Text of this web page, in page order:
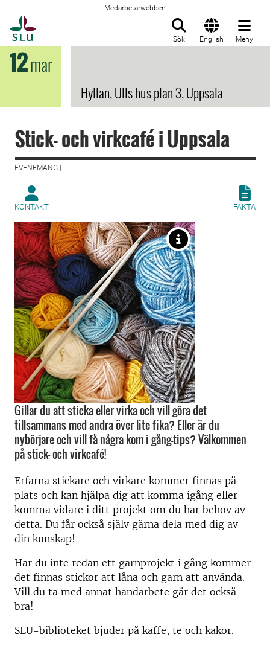
Medarbetarwebben
Sök English Meny
12mar
Hyllan, Ulls hus plan 3, Uppsala
Stick- och virkcafé i Uppsala
EVENEMANG |
KONTAKT FAKTA
Gillar du att sticka eller virka och vill göra det
tillsammans med andra över lite fika? Eller är du
nybörjare och vill få några kom i gång-tips? Välkommen
på stick- och virkcafé!
Erfarna stickare och virkare kommer finnas på
plats och kan hjälpa dig att komma igång eller
komma vidare i ditt projekt om du har behov av
detta. Du får också själv gärna dela med dig av
din kunskap!
Har du inte redan ett garnprojekt i gång kommer
det finnas stickor att låna och garn att använda.
Vill du ta med annat handarbete går det också
bra!
SLU-biblioteket bjuder på kaffe, te och kakor.